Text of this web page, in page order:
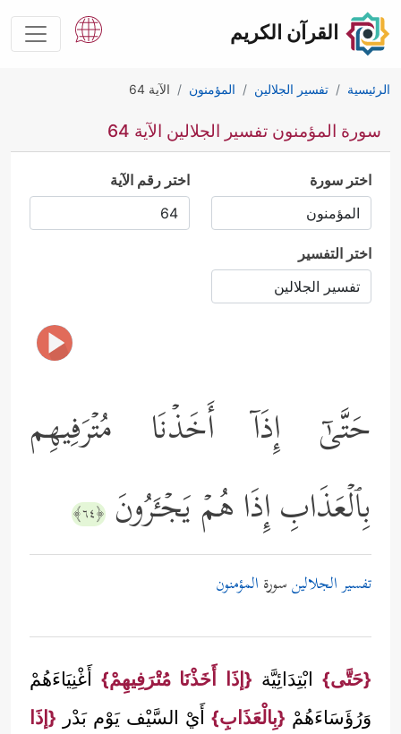
القرآن الكريم
الرئيسية تفسير الجلالين المؤمنون الآية 64
سورة المؤمنون تفسير الجلالين الآية 64
اختر سورة اختر رقم الآية
اختر التفسير
حَتَّىٰۤ إِذَاۤ أَخَذۡنَا مُتۡرَفِیهِم
بِٱلۡعَذَابِ إِذَا هُمۡ یَجۡـَٔرُونَ ﴿٦٤﴾
تفسير الجلالينسورة المؤمنون
{حَتَّى}ابْتِدَائِيَّة {إذَا أَخَذْنَا مُتْرَفِيهِمْ}أَغْنِيَاءَهُمْ
وَرُؤَسَاءَهُمْ {بِالْعَذَابِ} أَيْ السَّيْف يَوْم بَدْر {إذَا